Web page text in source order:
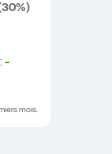
30%)
: -
mois.